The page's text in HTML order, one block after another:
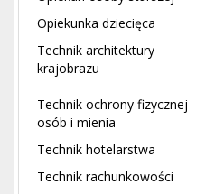
Opiekunka dziecięca
Technik architektury
krajobrazu
Technik ochrony fizycznej
osób i mienia
Technik hotelarstwa
Technik rachunkowości